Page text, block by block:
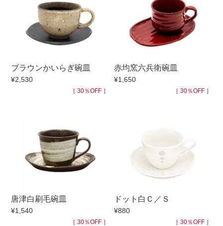
機能性
手ざわり
柄
ブラウンかいらぎ碗皿
¥2,530
［ 30％OFF ］
赤均窯六兵衛碗皿
¥1,650
［ 30％OFF ］
唐津白刷毛碗皿
¥1,540
［ 30％OFF ］
ドット白Ｃ／Ｓ
¥880
［ 30％OFF ］